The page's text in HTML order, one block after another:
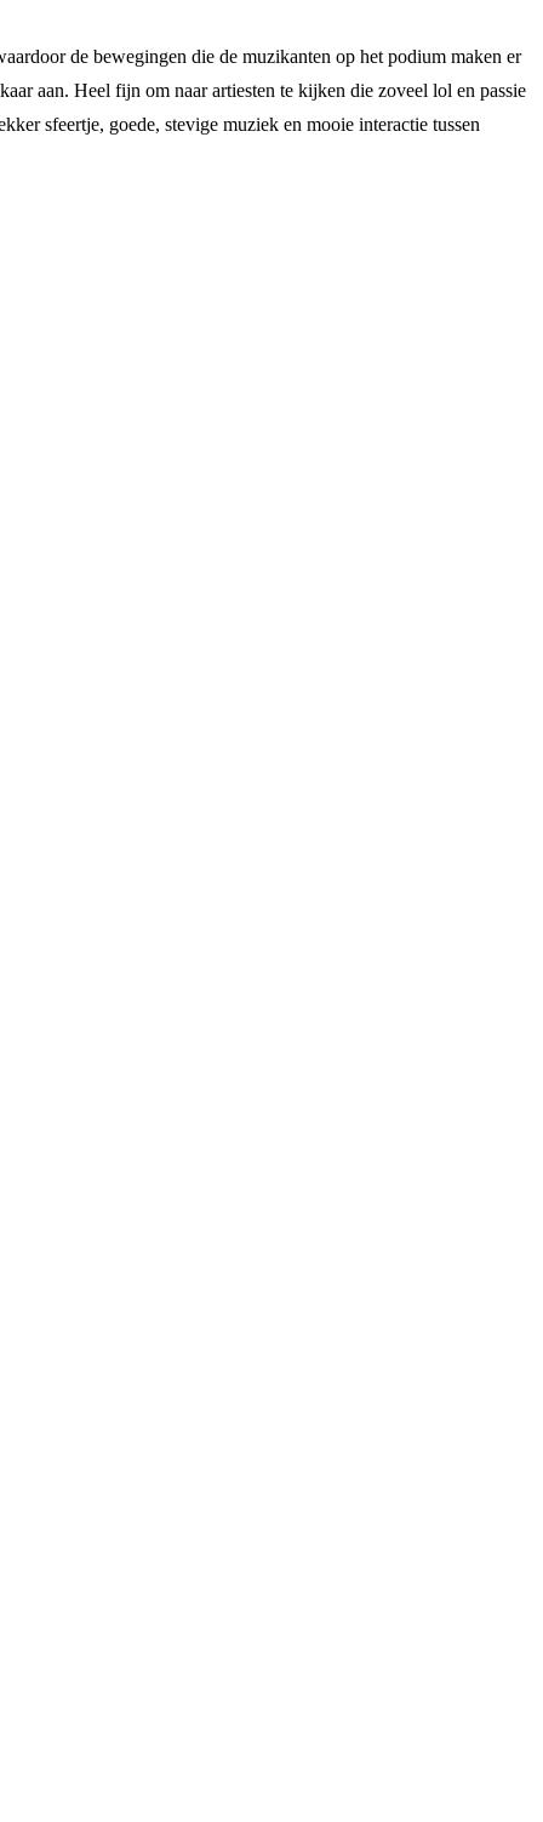
de bewegingen die de muzikanten op het podium maken er
aan. Heel fijn om naar artiesten te kijken die zoveel lol en passie
sfeertje, goede, stevige muziek en mooie interactie tussen